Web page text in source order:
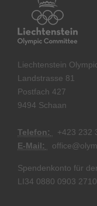
Liechtenstein
Landstrasse 81
Postfach 427
9494 Schaan
Telefon: +423 232
E-Mail:
Spendenkonto für
LI34 0880 0903